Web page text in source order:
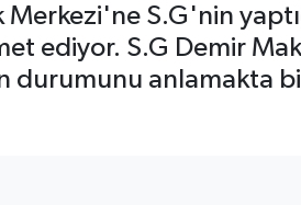
S.G'nin
ediyor. S.G Demir
durumunu anlamakta